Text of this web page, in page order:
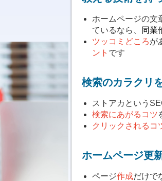
ホームページの文
ているなら、
同業
ツッコミどころが
ント です
検索のカラクリ
ストアカという
検索にあがるコツ
クリックされるコ
ホームページ更
ページ作成だけで